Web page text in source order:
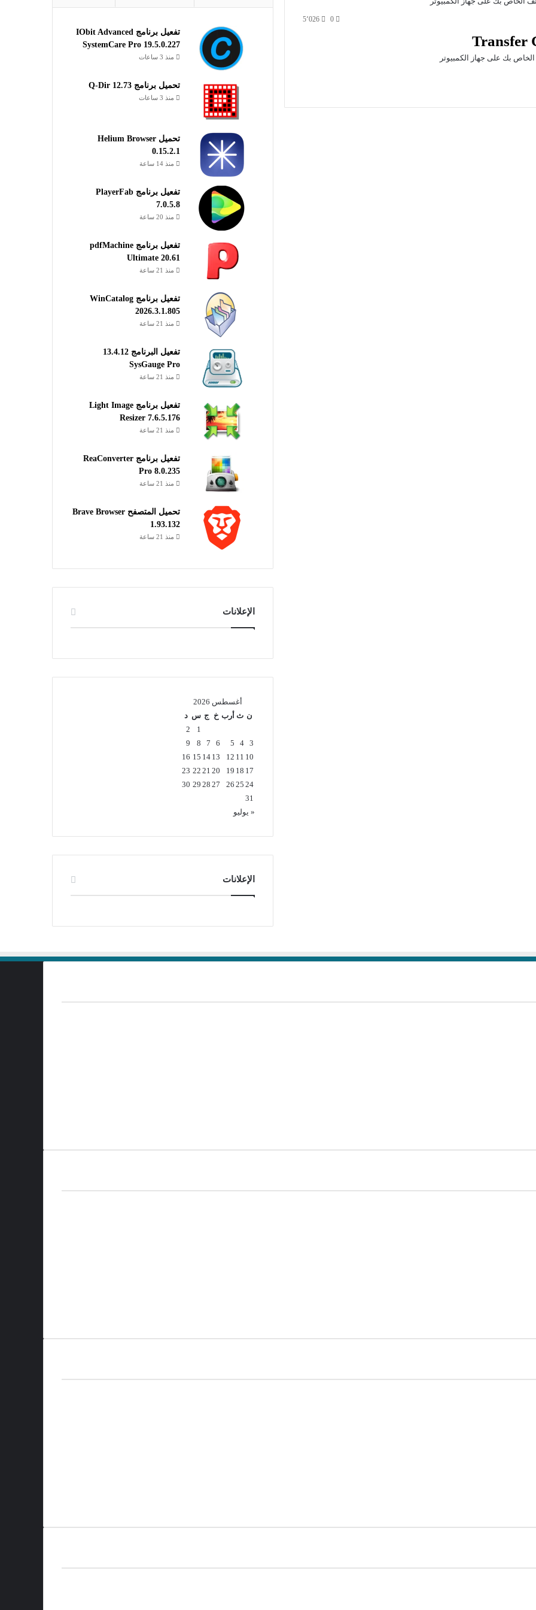
0 5٬026
تفعيل برنامج IObit Advanced
SystemCare Pro 19.5.0.227
منذ 3 ساعات
تحميل برنامج Q-Dir 12.73
منذ 3 ساعات
تحميل Helium Browser
0.15.2.1
منذ 14 ساعة
تفعيل برنامج PlayerFab
7.0.5.8
منذ 20 ساعة
تفعيل برنامج pdfMachine
Ultimate 20.61
منذ 21 ساعة
تفعيل برنامج WinCatalog
2026.3.1.805
منذ 21 ساعة
تفعيل البرنامج 13.4.12
SysGauge Pro
منذ 21 ساعة
تفعيل برنامج Light Image
Resizer 7.6.5.176
منذ 21 ساعة
تفعيل برنامج ReaConverter
Pro 8.0.235
منذ 21 ساعة
تحميل المتصفح Brave Browser
1.93.132
منذ 21 ساعة
الإعلانات
أغسطس 2026
ن ث أرب خ ج س د
1
2
3
4
5
6
7
8
9
10
11
12
13
14
15
16
17
18
19
20
21
22
23
24
25
26
27
28
29
30
31
« يوليو
الإعلانات